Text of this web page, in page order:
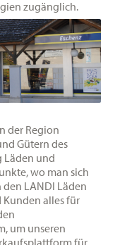
zugänglich.
der Region
Gütern des
Läden und
wo man sich
LANDI Läden
alles für
um unseren